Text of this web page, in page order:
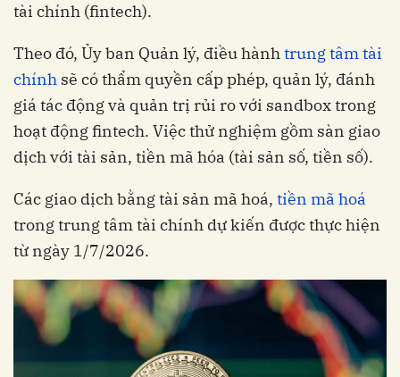
tài chính (fintech).
Theo đó, Ủy ban Quản lý, điều hànhtrung tâm tài
chính sẽ có thẩm quyền cấp phép, quản lý, đánh
giá tác động và quản trị rủi ro với sandbox trong
hoạt động fintech. Việc thử nghiệm gồm sàn giao
dịch với tài sản, tiền mã hóa (tài sản số, tiền số).
Các giao dịch bằng tài sản mã hoá, tiền mã hoá
trong trung tâm tài chính dự kiến được thực hiện
từ ngày 1/7/2026.